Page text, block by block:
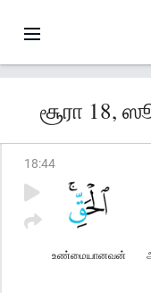
சூரா 18,
18:44
உண்மையானவன்